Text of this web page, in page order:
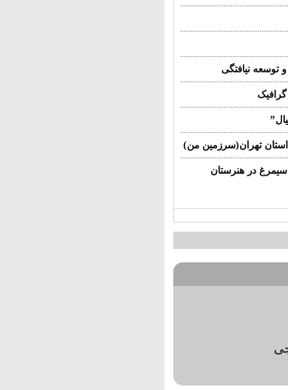
توسعه نیافتگی
تهران(سرزمین من)
سیمرغ در هنرستان